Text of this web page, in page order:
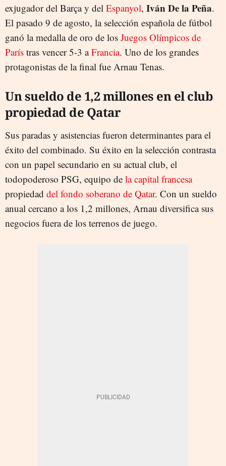
exjugador del Barça y del Espanyol, Iván De la Peña.
El pasado 9 de agosto, la selección española de fútbol
ganó la medalla de oro de los Juegos Olímpicos de
París tras vencer 5-3 aFrancia. Uno de los grandes
protagonistas de la final fue Arnau Tenas.
Un sueldo de 1,2 millones en el club
propiedad de Qatar
Sus paradas y asistencias fueron determinantes para el
éxito del combinado. Su éxito en la selección contrasta
con un papel secundario en su actual club, el
todopoderoso PSG, equipo de la capital francesa
propiedad del fondo soberano de Qatar. Con un sueldo
anual cercano a los 1,2 millones, Arnau diversifica sus
negocios fuera de los terrenos de juego.